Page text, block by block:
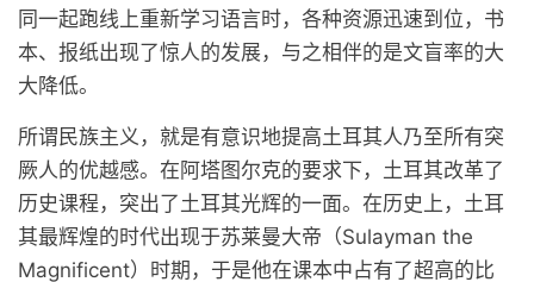
同一起跑线上重新学习语言时，各种资源迅速到位，书
本、报纸出现了惊人的发展，与之相伴的是文盲率的大
大降低。
所谓民族主义，就是有意识地提高土耳其人乃至所有突
厥人的优越感。在阿塔图尔克的要求下，土耳其改革了
历史课程，突出了土耳其光辉的一面。在历史上，土耳
其最辉煌的时代出现于苏莱曼大帝（Sulayman the
Magnificent）时期，于是他在课本中占有了超高的比